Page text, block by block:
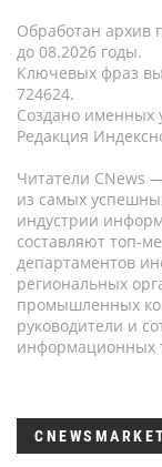
Обработан архив
до 08.2026 годы.
Ключевых фраз
724624.
Создано именных
Редакция
Читатели CNews
из самых
индустрии
составляют топ-
департаментов
региональных
промышленных
руководители и
информационных